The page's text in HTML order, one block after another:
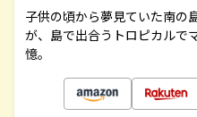
子供の頃から夢見ていた南の
が、島で出合うトロピカルで
憶。